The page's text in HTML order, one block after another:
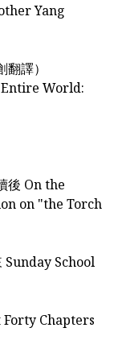
Yang
譯）
World:
後 On the
on "the Torch
Sunday School
Forty Chapters